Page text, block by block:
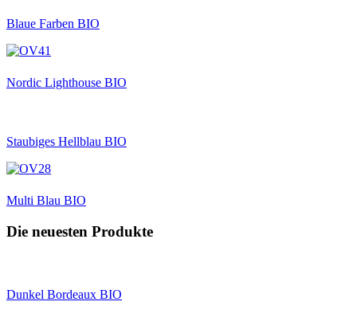
Blaue Farben BIO
Nordic Lighthouse BIO
Staubiges Hellblau BIO
Multi Blau BIO
Die neuesten Produkte
Dunkel Bordeaux BIO